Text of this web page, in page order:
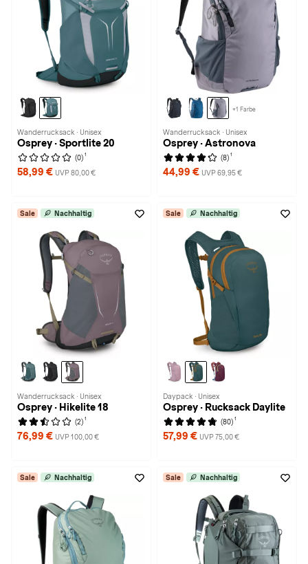
Wanderrucksack · Unisex
Osprey · Sportlite 20
(0) 1
58,99 € UVP 80,00 €
+1 Farbe
Wanderrucksack · Unisex
Osprey · Astronova
(8) 1
44,99 € UVP 69,95 €
Sale Nachhaltig
Wanderrucksack · Unisex
Osprey · Hikelite 18
(2) 1
76,99 € UVP 100,00 €
Sale Nachhaltig
Daypack · Unisex
Osprey · Rucksack Daylite
(80) 1
57,99 € UVP 75,00 €
Sale Nachhaltig Sale Nachhaltig